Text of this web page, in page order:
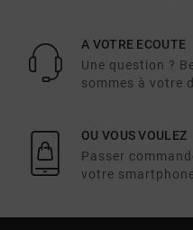
A VOTRE ECOUTE
Une question ?
sommes à votre
OU VOUS VOULEZ
Passer
votre